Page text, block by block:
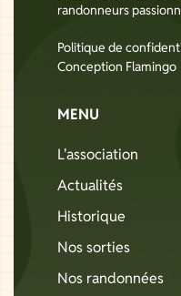
randonneurs
Politique de
Conception Flamingo
MENU
L'association
Actualités
Historique
Nos sorties
Nos randonnées